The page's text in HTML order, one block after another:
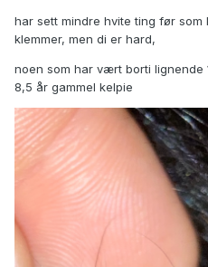
har sett mindre hvite ting før som
klemmer, men di er hard,
noen som har vært borti lignende
8,5 år gammel kelpie